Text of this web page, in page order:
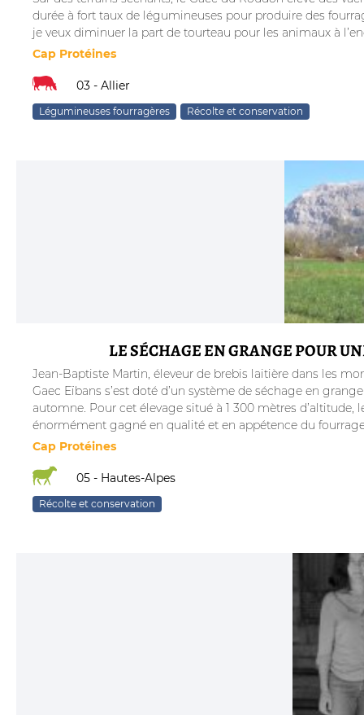
durée à fort taux de légumineuses pour produire des
je veux diminuer la part de tourteau pour les animaux à
Cap Protéines
03 - Allier
Légumineuses fourragères Récolte et conservation
LE SÉCHAGE EN GRANGE POUR
Jean-Baptiste Martin, éleveur de brebis laitière dans les
Gaec Eïbans s’est doté d’un système de séchage en
automne. Pour cet élevage situé à 1 300 mètres
énormément gagné en qualité et en appétence du
Cap Protéines
05 - Hautes-Alpes
Récolte et conservation